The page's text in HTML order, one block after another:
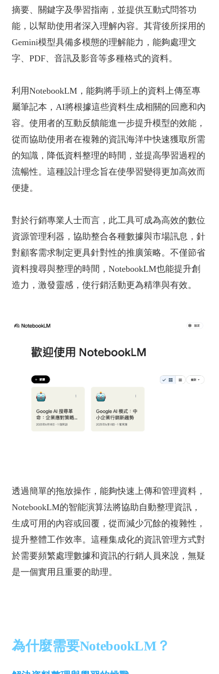
摘要、關鍵字及學習指南，並提供互動式問答功
能，以幫助使用者深入理解內容。其背後所採用的
Gemini模型具備多模態的理解能力，能夠處理文
字、PDF、音訊及影音等多種格式的資料。
利用NotebookLM，能夠將手頭上的資料上傳至專
屬筆記本，AI將根據這些資料生成相關的回應和內
容。使用者的互動反饋能進一步提升模型的效能，
從而協助使用者在複雜的資訊海洋中快速獲取所需
的知識，降低資料整理的時間，並提高學習過程的
流暢性。這種設計理念旨在使學習變得更加高效而
便捷。
對於行銷專業人士而言，此工具可成為高效的數位
資源管理利器，協助整合各種數據與市場訊息，針
對顧客需求制定更具針對性的推廣策略。不僅節省
資料搜尋與整理的時間，NotebookLM也能提升創
造力，激發靈感，使行銷活動更為精準與有效。
透過簡單的拖放操作，能夠快速上傳和管理資料，
NotebookLM的智能演算法將協助自動整理資訊，
生成可用的內容或回覆，從而減少冗餘的複雜性，
提升整體工作效率。這種集成化的資訊管理方式對
於需要頻繁處理數據和資訊的行銷人員來說，無疑
是一個實用且重要的助理。
為什麼需要NotebookLM？